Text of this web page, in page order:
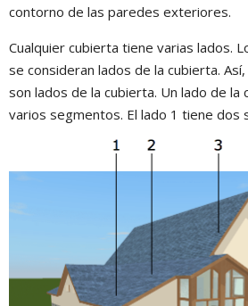
contorno de las paredes exteriores.
Cualquier cubierta tiene varias lados.
se consideran lados de la cubierta.
son lados de la cubierta. Un lado de
varios segmentos. El lado 1 tiene dos